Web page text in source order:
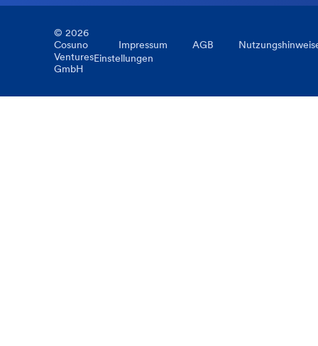
© 2026
Cosuno
Ventures
GmbH
Impressum AGB
Einstellungen